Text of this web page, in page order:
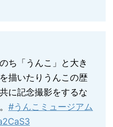
ち「うんこ」と大き
描いたりうんこの歴
に記念撮影をするな
#うんこミュージアム